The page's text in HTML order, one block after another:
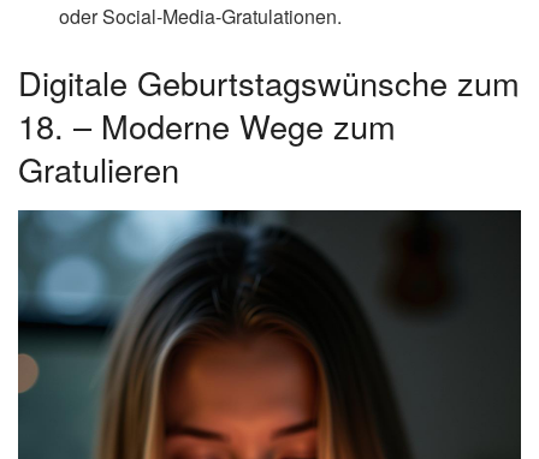
oder Social-Media-Gratulationen.
Digitale Geburtstagswünsche zum
18. – Moderne Wege zum
Gratulieren